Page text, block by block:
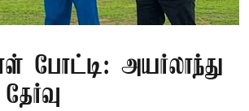
போட்டி: அயர்லாந்து